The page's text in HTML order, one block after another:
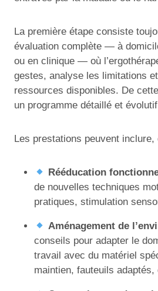
La première étape consiste
évaluation complète — à
ou en clinique — où
gestes, analyse les limitations
ressources disponibles. De
un programme détaillé et
Les prestations peuvent inclure,
Rééducation
de nouvelles techniques
pratiques, stimulation
Aménagement de
conseils pour adapter le
travail avec du matériel
maintien, fauteuils